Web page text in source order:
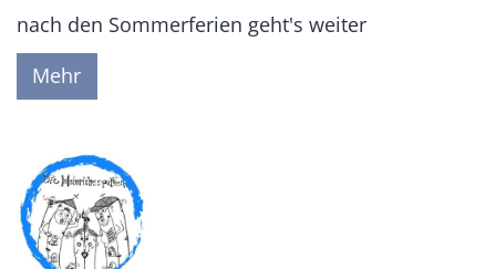
nach den Sommerferien geht's weiter
Mehr